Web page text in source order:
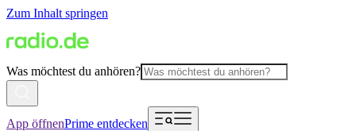
Zum Inhalt springen
Was möchtest du anhören?
App öffnenPrime entdecken